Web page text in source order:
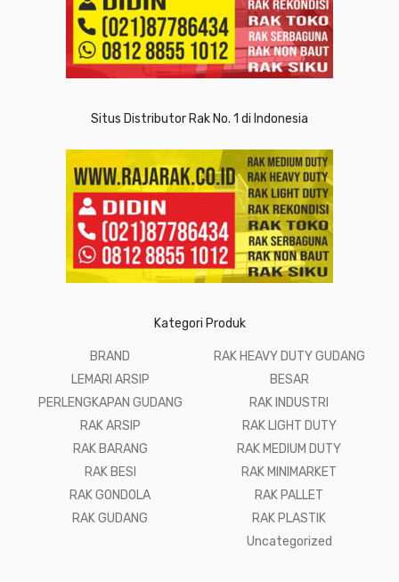
Situs Distributor Rak No. 1 di Indonesia
Kategori Produk
BRAND
LEMARI ARSIP
PERLENGKAPAN GUDANG
RAK ARSIP
RAK BARANG
RAK BESI
RAK GONDOLA
RAK GUDANG
RAK HEAVY DUTY GUDANG
BESAR
RAK INDUSTRI
RAK LIGHT DUTY
RAK MEDIUM DUTY
RAK MINIMARKET
RAK PALLET
RAK PLASTIK
Uncategorized